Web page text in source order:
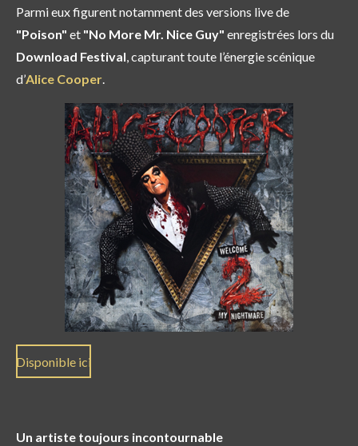
Parmi eux figurent notamment des versions live de
"Poison" et "No More Mr. Nice Guy" enregistrées lors du
Download Festival, capturant toute l’énergie scénique
d’Alice Cooper.
Disponible ici
Un artiste toujours incontournable